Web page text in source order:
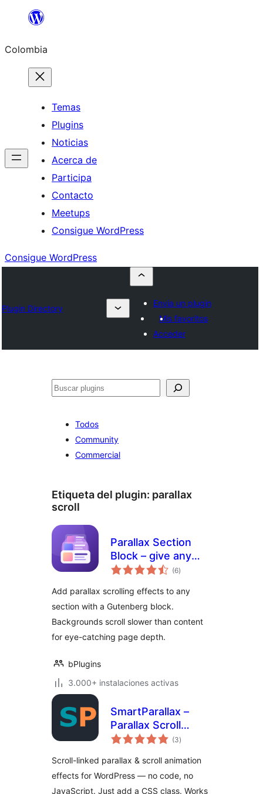
Saltar
contenido
Colombia
Temas
Plugins
Noticias
Acerca de
Participa
Contacto
Meetups
Consigue WordPress
Consigue WordPress
Plugin Directory
Envía un plugin
Mis favoritos
Acceder
Buscar
Todos
Community
Commercial
Etiqueta del plugin: parallax
scroll
Parallax Section
Block – give any
section scroll-
(6total
de
)
Add parallax scrolling effects to any
section with a Gutenberg block.
Backgrounds scroll slower than content
for eye-catching page depth.
bPlugins
3.000+ instalaciones activas
SmartParallax –
Parallax Scroll
Effects & Scroll
(3total
de
)
Scroll-linked parallax & scroll animation
effects for WordPress — no code, no
JavaScript. Just add a CSS class. Works